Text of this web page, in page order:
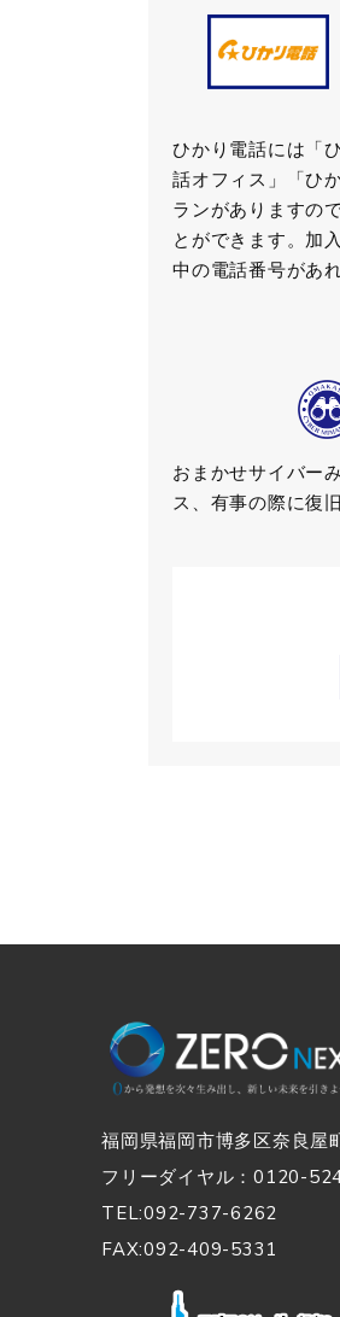
ひかり電話には「
話オフィス」「ひ
ランがありますの
とができます。加
中の電話番号があ
おまかせサイバー
ス、有事の際に復
福岡県福岡市博多区奈良
フリーダイヤル：0120-
TEL:092-737-6262
FAX:092-409-5331